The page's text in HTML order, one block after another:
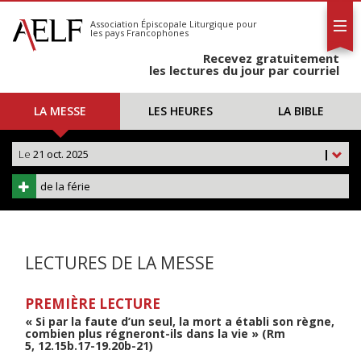
S'abonner
Calendrier
Association Épiscopale Liturgique pour
les pays Francophones
Recevez gratuitement
les lectures du jour par courriel
LA MESSE LES HEURES LA BIBLE
|
Le 21 oct. 2025
de la férie
LECTURES DE LA MESSE
PREMIÈRE LECTURE
« Si par la faute d’un seul, la mort a établi son règne,
combien plus régneront-ils dans la vie » (Rm
5, 12.15b.17-19.20b-21)